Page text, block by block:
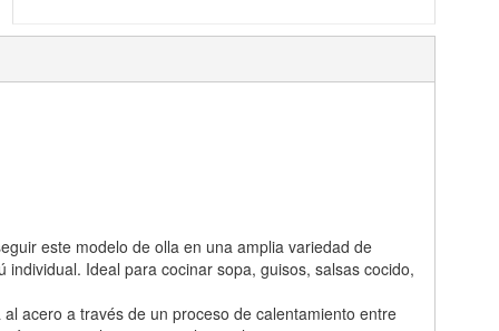
este modelo de olla en una amplia variedad de
Ideal para cocinar sopa, guisos, salsas cocido,
acero a través de un proceso de calentamiento entre